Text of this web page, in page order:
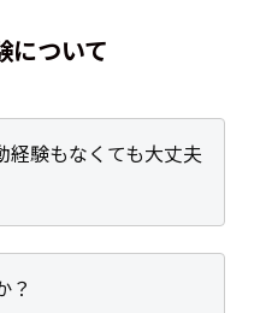
について
経験もなくても大丈夫
？